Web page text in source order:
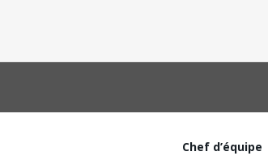
Chef d’équipe